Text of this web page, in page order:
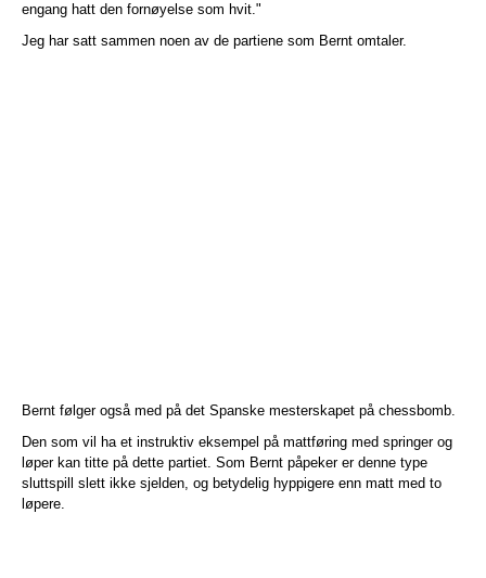
engang hatt den fornøyelse som hvit."
Jeg har satt sammen noen av de partiene som Bernt omtaler.
Bernt følger også med på det Spanske mesterskapet på chessbomb.
Den som vil ha et instruktiv eksempel på mattføring med springer og
løper kan titte på dette partiet. Som Bernt påpeker er denne type
sluttspill slett ikke sjelden, og betydelig hyppigere enn matt med to
løpere.